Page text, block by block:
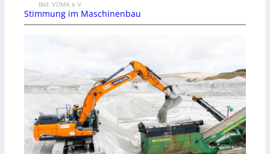
Bild: VDMA e.V.
Stimmung im Maschinenbau